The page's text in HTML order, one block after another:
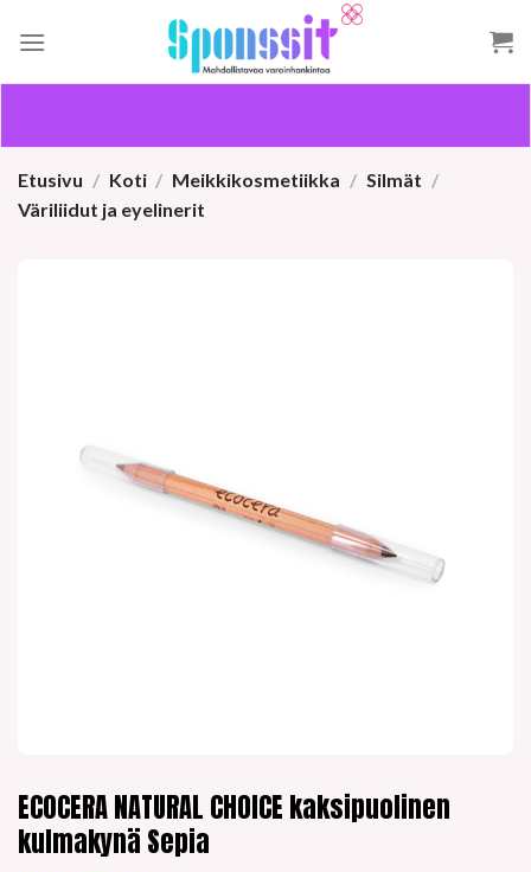
Etusivu / Koti / Meikkikosmetiikka / Silmät /
Väriliidut ja eyelinerit
ECOCERA NATURAL CHOICE kaksipuolinen
kulmakynä Sepia